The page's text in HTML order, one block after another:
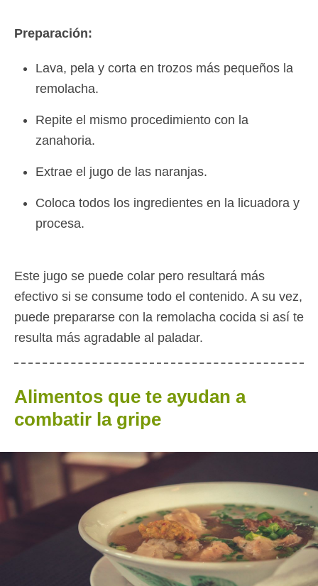
Preparación:
Lava, pela y corta en trozos más pequeños la
remolacha.
Repite el mismo procedimiento con la
zanahoria.
Extrae el jugo de las naranjas.
Coloca todos los ingredientes en la licuadora y
procesa.
Este jugo se puede colar pero resultará más
efectivo si se consume todo el contenido. A su vez,
puede prepararse con la remolacha cocida si así te
resulta más agradable al paladar.
Alimentos que te ayudan a
combatir la gripe